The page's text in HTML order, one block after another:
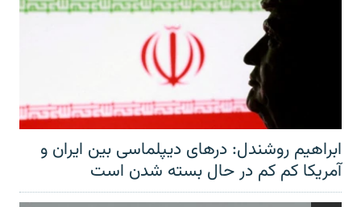
ابراهیم روشندل: درهای دیپلماسی بین ایران و
آمریکا کم کم در حال بسته شدن است